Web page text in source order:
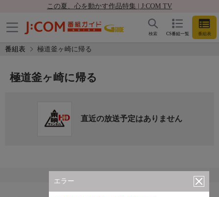
この夏、心を動かす作品特集 | J:COM TV
CS番組一覧 番組表
検索
番組表 極道釜ヶ崎に帰る
エラー
極道釜ヶ崎に帰る
直近の放送予定はありません